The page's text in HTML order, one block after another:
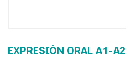
EXPRESIÓN ORAL A1-A2